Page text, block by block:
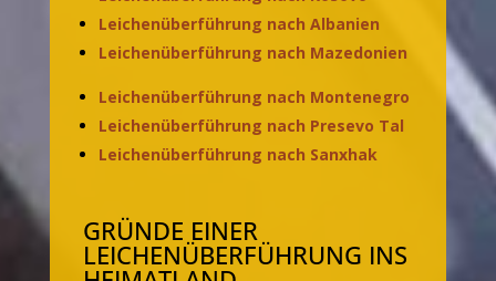
Leichenüberführung nach Albanien
Leichenüberführung nach Mazedonien
Leichenüberführung nach Montenegro
Leichenüberführung nach Presevo Tal
Leichenüberführung nach Sanxhak
GRÜNDE EINER
LEICHENÜBERFÜHRUNG INS